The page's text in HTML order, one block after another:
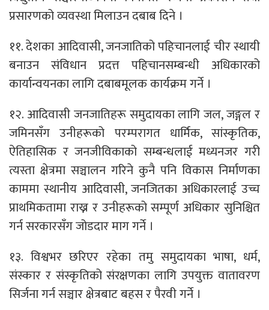
प्रसारणको व्यवस्था मिलाउन दबाब दिने ।
११. देशका आदिवासी, जनजातिको पहिचानलाई चीर स्थायी
बनाउन संविधान प्रदत्त पहिचानसम्बन्धी अधिकारको
कार्यान्वयनका लागि दबाबमूलक कार्यक्रम गर्ने ।
१२. आदिवासी जनजातिहरू समुदायका लागि जल, जङ्गल र
जमिनसँग उनीहरूको परम्परागत धार्मिक, सांस्कृतिक,
ऐतिहासिक र जनजीविकाको सम्बन्धलाई मध्यनजर गरी
त्यस्ता क्षेत्रमा सञ्चालन गरिने कुनै पनि विकास निर्माणका
काममा स्थानीय आदिवासी, जनजितका अधिकारलाई उच्च
प्राथमिकतामा राख्न र उनीहरूको सम्पूर्ण अधिकार सुनिश्चित
गर्न सरकारसँग जोडदार माग गर्ने ।
१३. विश्वभर छरिएर रहेका तमु समुदायका भाषा, धर्म,
संस्कार र संस्कृतिको संरक्षणका लागि उपयुक्त वातावरण
सिर्जना गर्न सञ्चार क्षेत्रबाट बहस र पैरवी गर्ने ।